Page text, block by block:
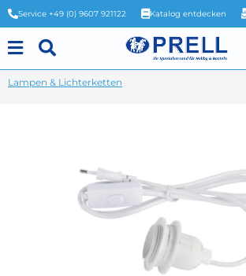
Service +49 (0) 9607 921122 Katalog entdecken
Lampen & Lichterketten